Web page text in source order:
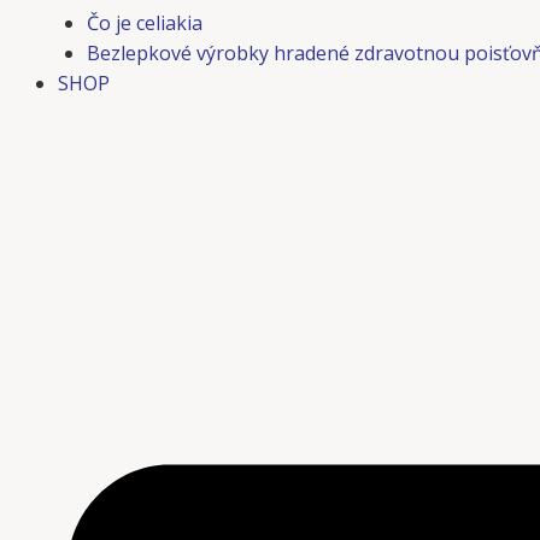
Čo je celiakia
Bezlepkové výrobky hradené zdravotnou
SHOP